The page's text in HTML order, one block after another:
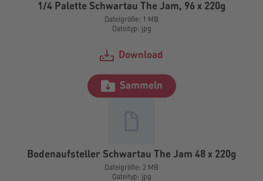
1/4 Palette Schwartau The Jam, 96 x 220g
Dateigröße: 1 MB
Dateityp: jpg
Download
Sammeln
Bodenaufsteller Schwartau The Jam 48 x 220g
Dateigröße: 2 MB
Dateityp: jpg